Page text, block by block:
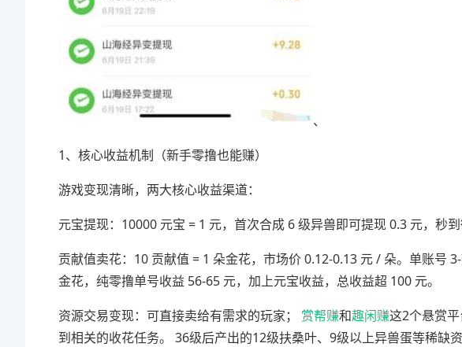
、
1、核心收益机制（新手零撸也能赚）
游戏变现清晰，两大核心收益渠道：
元宝提现：10000 元宝 = 1 元，首次合成 6 级异兽即可提现 0.3 元，秒
贡献值卖花：10 贡献值 = 1 朵金花，市场价 0.12-0.13 元 / 朵。单账号
金花，纯零撸单号收益 56-65 元，加上元宝收益，总收益超 100 元。
资源交易变现：可直接卖给有需求的玩家； 赏帮赚和趣闲赚这2个悬赏
到相关的收花任务。 36级后产出的12级扶桑叶、9级以上异兽蛋等稀缺